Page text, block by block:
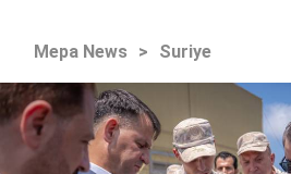
Mepa News > Suriye